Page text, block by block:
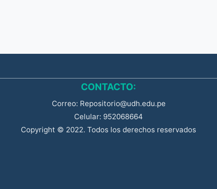
CONTACTO:
Correo: Repositorio@udh.edu.pe
Celular: 952068664
Copyright © 2022. Todos los derechos reservados